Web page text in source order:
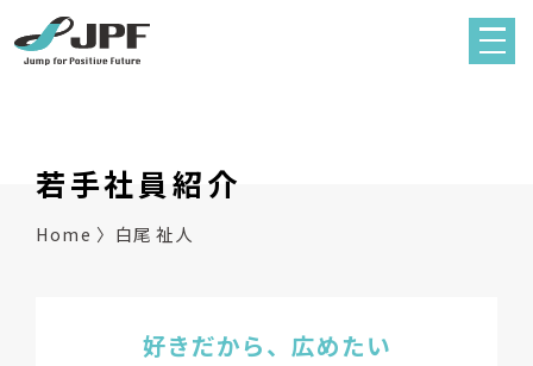
若手社員紹介
Home 白尾 祉人
好きだから、広めたい